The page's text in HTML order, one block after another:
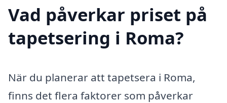
Vad påverkar priset på
tapetsering i Roma?
När du planerar att tapetsera i Roma,
finns det flera faktorer som påverkar